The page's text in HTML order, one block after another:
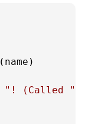
(name)
"! (Called "